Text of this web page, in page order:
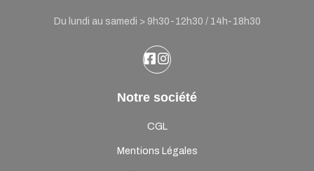
Du lundi au samedi > 9h30-12h30 / 14h-18h30
Notre société
CGL
Mentions Légales